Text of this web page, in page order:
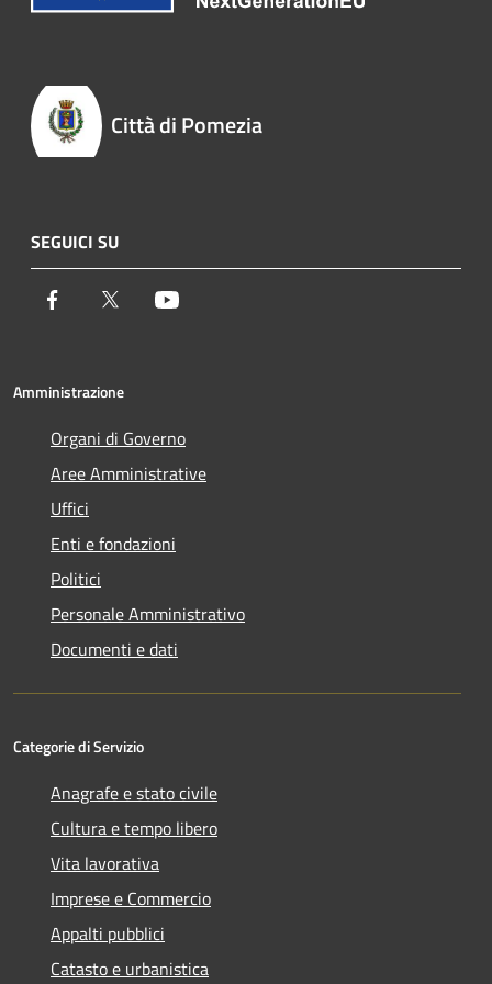
Città di Pomezia
SEGUICI SU
Facebook Twitter
Amministrazione
Organi di Governo
Aree Amministrative
Uffici
Enti e fondazioni
Politici
Personale Amministrativo
Documenti e dati
Categorie di Servizio
Anagrafe e stato civile
Cultura e tempo libero
Vita lavorativa
Imprese e Commercio
Appalti pubblici
Catasto e urbanistica